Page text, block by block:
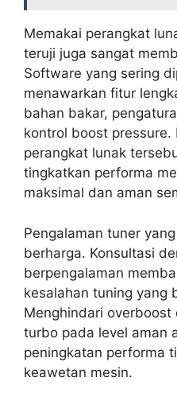
Memakai perangkat
teruji juga sangat
Software yang sering
menawarkan fitur
bahan bakar,
kontrol boost pressure.
perangkat lunak
tingkatkan performa
maksimal dan aman
Pengalaman tuner
berharga. Konsultasi
berpengalaman
kesalahan tuning yang
Menghindari overboost
turbo pada level aman
peningkatan performa
keawetan mesin.